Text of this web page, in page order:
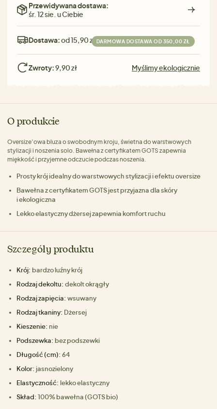
Przewidywana dostawa:
śr. 12 sie. u Ciebie
Dostawa:od 15,90 zł DARMOWA DOSTAWA OD 350,00 ZŁ
Zwroty:9,90 zł Myślimy ekologicznie
O produkcie
Oversize’owa bluza o swobodnym kroju, świetna do warstwowych
stylizacji i noszenia solo. Bawełna z certyfikatem GOTS zapewnia
miękkość i przyjemne odczucie podczas noszenia.
Prosty krój idealny do warstwowych stylizacji i efektu oversize
Bawełna z certyfikatem GOTS jest przyjazna dla skóry
i ekologiczna
Lekko elastyczny dżersej zapewnia komfort ruchu
Szczegóły produktu
Krój: bardzo luźny krój
Rodzaj dekoltu: dekolt okrągły
Rodzaj zapięcia: wsuwany
Rodzaj tkaniny: Dżersej
Kieszenie: nie
Podszewka: bez podszewki
Długość (cm): 64
Kolor: jasnozielony
Elastyczność: lekko elastyczny
Skład: 100% bawełna (GOTS bio)